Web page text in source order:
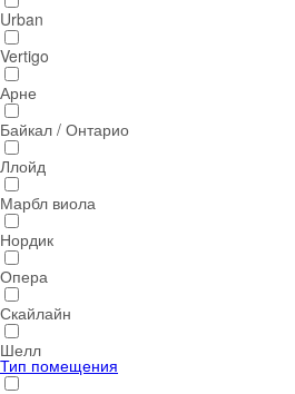
Urban
Vertigo
Арне
Байкал / Онтарио
Ллойд
Марбл виола
Нордик
Опера
Скайлайн
Шелл
Тип помещения